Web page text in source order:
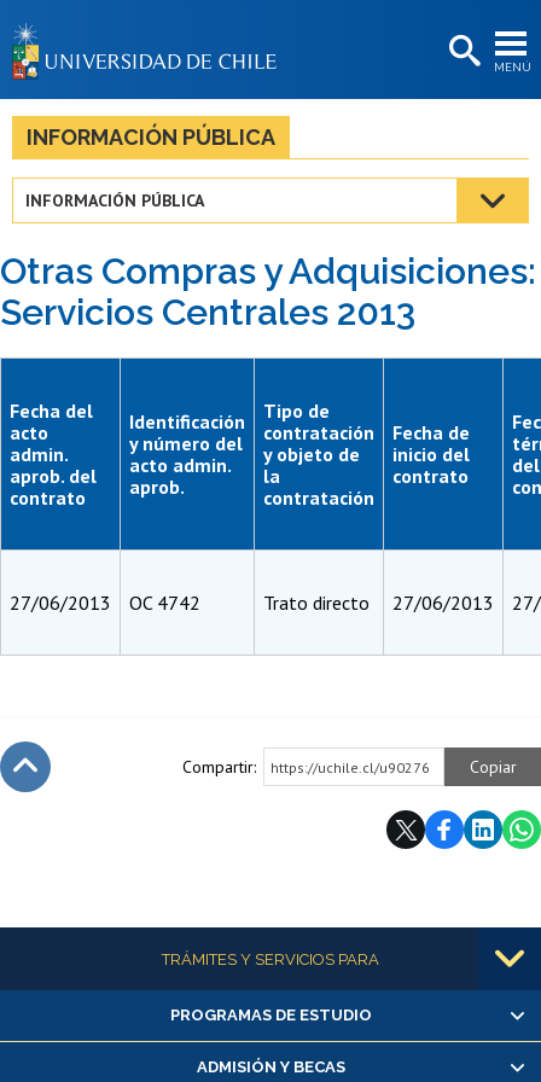
MENÚ
BIBLIOTECAS
LA UNIVERSIDAD
Estudiantes
Académicas/os
Funcionarias/os
INFORMACIÓN PÚBLICA
INFORMACIÓN PÚBLICA
Otras Compras y Adquisiciones:
Servicios Centrales 2013
Fecha del
acto
admin.
aprob. del
contrato
Identificación
y número del
acto admin.
aprob.
Tipo de
contratación
y objeto de
la
contratación
Fecha de
inicio del
contrato
del
27/06/2013 OC 4742 Trato directo 27/06/2013
Compartir: https://uchile.cl/u90276 Copiar
Más informaciónTRÁMITES Y SERVICIOS PARA
Alumnas/os y exalumnas/os
Matrícula en línea
PROGRAMAS DE ESTUDIO
ADMISIÓN Y BECAS